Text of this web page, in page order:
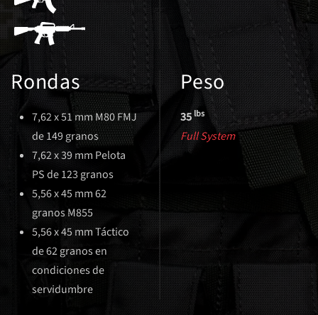
Rondas
7,62 x 51 mm M80 FMJ
de 149 granos
7,62 x 39 mm Pelota
PS de 123 granos
5,56 x 45 mm 62
granos M855
5,56 x 45 mm Táctico
de 62 granos en
condiciones de
servidumbre
Peso
35 lbs
Full System